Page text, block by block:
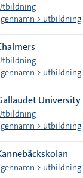
> utbildning
> utbildning
University
> utbildning
> utbildning